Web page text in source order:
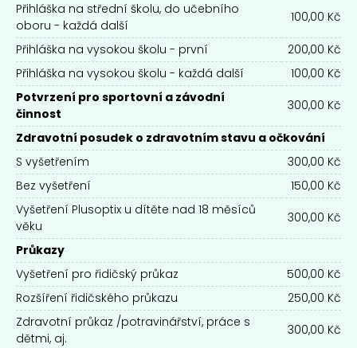
Přihláška na střední školu, do učebního
oboru - každá další
100,00 Kč
Přihláška na vysokou školu - první
200,00 Kč
Přihláška na vysokou školu - každá další
100,00 Kč
Potvrzení pro sportovní a závodní
činnost
300,00 Kč
Zdravotní posudek o zdravotním stavu a očkování
S vyšetřením
300,00 Kč
Bez vyšetření
150,00 Kč
Vyšetření Plusoptix u dítěte nad 18 měsíců
věku
300,00 Kč
Průkazy
Vyšetření pro řidičský průkaz
500,00 Kč
Rozšíření řidičského průkazu
250,00 Kč
Zdravotní průkaz /potravinářství, práce s
dětmi, aj.
300,00 Kč